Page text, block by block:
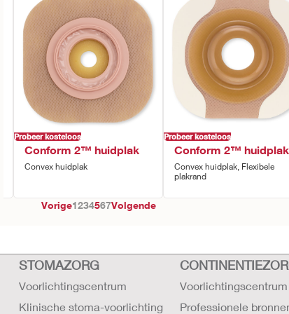
Probeer kosteloos
Conform 2™ huidplak
Convex huidplak
Probeer kosteloos
Conform 2™ huidplak
Convex huidplak, Flexibele
plakrand
Vorige1234567Volgende
STOMAZORG
Voorlichtingscentrum
Klinische stoma-voorlichting
Voorlichtingscentrum
Professionele